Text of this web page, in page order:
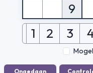
9
1 2 3